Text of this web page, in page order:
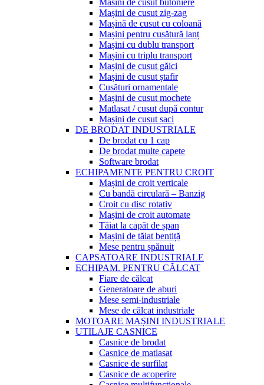
Masini de cusut butoniere
Mașini de cusut zig-zag
Mașină de cusut cu coloană
Mașini pentru cusătură lanț
Mașini cu dublu transport
Mașini cu triplu transport
Mașini de cusut găici
Mașini de cusut ștafir
Cusături ornamentale
Mașini de cusut mochete
Matlasat / cusut după contur
Mașini de cusut saci
DE BRODAT INDUSTRIALE
De brodat cu 1 cap
De brodat multe capete
Software brodat
ECHIPAMENTE PENTRU CROIT
Mașini de croit verticale
Cu bandă circulară – Banzig
Croit cu disc rotativ
Mașini de croit automate
Tăiat la capăt de șpan
Mașini de tăiat bentiță
Mese pentru șpănuit
CAPSATOARE INDUSTRIALE
ECHIPAM. PENTRU CĂLCAT
Fiare de călcat
Generatoare de aburi
Mese semi-industriale
Mese de călcat industriale
MOTOARE MAȘINI INDUSTRIALE
UTILAJE CASNICE
Casnice de brodat
Casnice de matlasat
Casnice de surfilat
Casnice de acoperire